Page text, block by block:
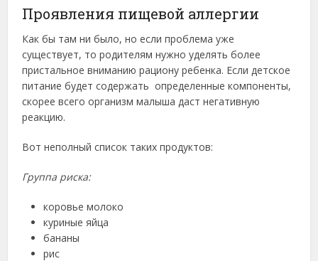
Проявления пищевой аллергии
Как бы там ни было, но если проблема уже
существует, то родителям нужно уделять более
пристальное вниманию рациону ребенка. Если детское
питание будет содержать определенные компоненты,
скорее всего организм малыша даст негативную
реакцию.
Вот неполный список таких продуктов:
Группа риска:
коровье молоко
куриные яйца
бананы
рис